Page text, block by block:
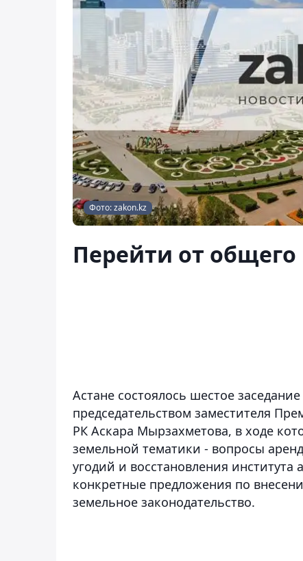
Фото: zakon.kz
Перейти от
Астане состоялось шестое
председательством заместителя
РК Аскара Мырзахметова, в ходе
земельной тематики - вопросы
угодий и восстановления
конкретные предложения по
земельное законодательство.